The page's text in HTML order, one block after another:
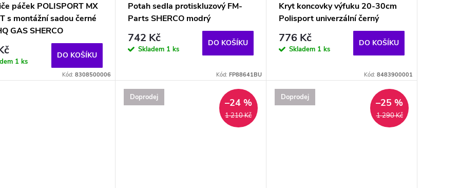
páček POLISPORT MX
s montážní sadou černé
GAS SHERCO
1 ks
DO KOŠÍKU
Kód: 8308500006
Potah sedla protiskluzový FM-
Parts SHERCO modrý
742 Kč
Skladem 1 ks
DO KOŠÍKU
Kód: FP88641BU
Kryt koncovky výfuku 20-30cm
Polisport univerzální černý
776 Kč
Skladem 1 ks
DO KOŠÍKU
Kód: 8483900001
Doprodej
1 210 Kč
–24 % Doprodej
1 290 Kč
–25 %